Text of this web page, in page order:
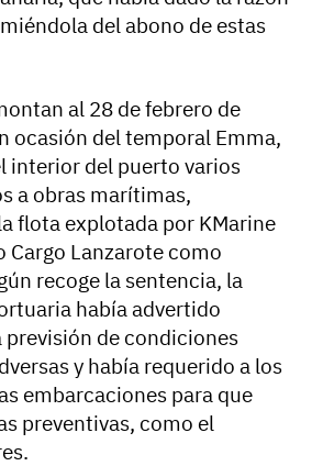
del abono de estas
al 28 de febrero de
ocasión del temporal Emma,
interior del puerto varios
a obras marítimas,
flota explotada por KMarine
Cargo Lanzarote como
recoge la sentencia, la
había advertido
previsión de condiciones
y había requerido a los
embarcaciones para que
preventivas, como el